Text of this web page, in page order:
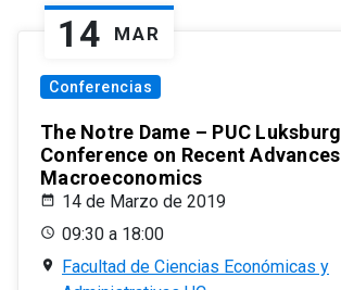
14 MAR
Conferencias
The Notre Dame – PUC Luksburg
Conference on Recent
Macroeconomics
14 de Marzo de 2019
09:30 a 18:00
Facultad de Ciencias Económicas y